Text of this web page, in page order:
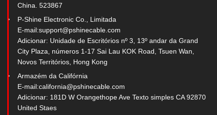
China. 523867
P-Shine Electronic Co., Limitada
E-mail:support@pshinecable.com
Adicionar: Unidade de Escritórios nº 3, 13º andar da Grand
City Plaza, números 1-17 Sai Lau KOK Road, Tsuen Wan,
Novos Territórios, Hong Kong
Armazém da Califórnia
E-mail:california@pshinecable.com
Adicionar: 181D W Orangethope Ave Texto simples CA 92870
United Staes